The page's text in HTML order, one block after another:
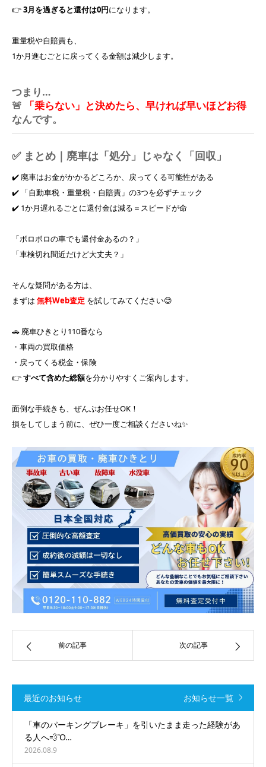
👉3月を過ぎると還付は0円になります。
重量税や自賠責も、
1か月進むごとに戻ってくる金額は減少します。
つまり…
🚨
「乗らない」と決めたら、早ければ早いほどお得
なんです。
✅ まとめ｜廃車は「処分」じゃなく「回収」
✔️ 廃車はお金がかかるどころか、戻ってくる可能性がある
✔️ 「自動車税・重量税・自賠責」の3つを必ずチェック
✔️ 1か月遅れるごとに還付金は減る＝スピードが命
「ボロボロの車でも還付金あるの？」
「車検切れ間近だけど大丈夫？」
そんな疑問がある方は、
まずは 無料Web査定 を試してみてください😊
🚗 廃車ひきとり110番なら
・車両の買取価格
・戻ってくる税金・保険
👉すべて含めた総額を分かりやすくご案内します。
面倒な手続きも、ぜんぶお任せOK！
損をしてしまう前に、ぜひ一度ご相談くださいね✨
前の記事 次の記事
最近のお知らせ お知らせ一覧
「車のパーキングブレーキ」を引いたまま走った経験があ
る人へ💨Ὂ…
2026.08.9